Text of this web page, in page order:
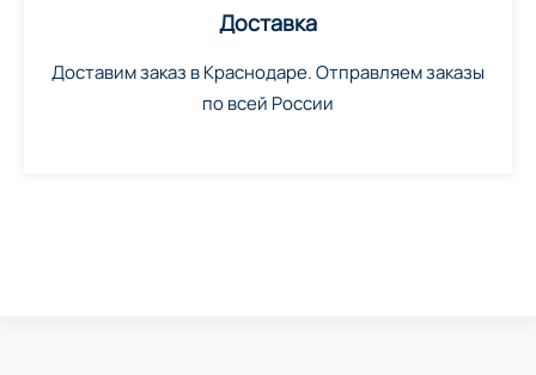
Доставка
Доставим заказ в Краснодаре. Отправляем заказы
по всей России